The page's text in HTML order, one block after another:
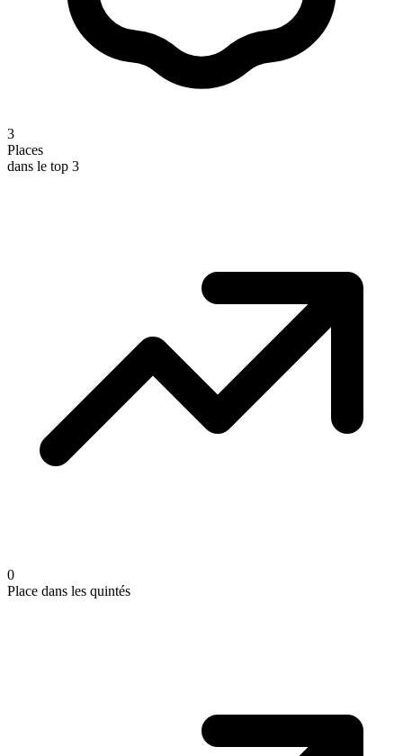
3
Places
dans le top 3
0
Place dans les quintés